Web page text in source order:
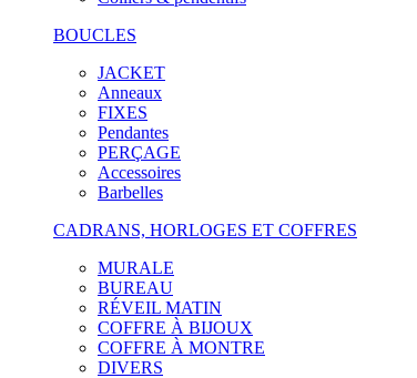
BOUCLES
JACKET
Anneaux
FIXES
Pendantes
PERÇAGE
Accessoires
Barbelles
CADRANS, HORLOGES ET COFFRES
MURALE
BUREAU
RÉVEIL MATIN
COFFRE À BIJOUX
COFFRE À MONTRE
DIVERS